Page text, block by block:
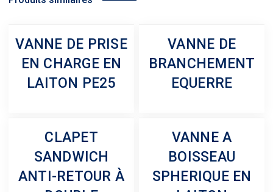
VANNE DE PRISE
EN CHARGE EN
LAITON PE25
VANNE DE
BRANCHEMENT
EQUERRE
CLAPET
SANDWICH
ANTI-RETOUR À
VANNE A
BOISSEAU
SPHERIQUE EN